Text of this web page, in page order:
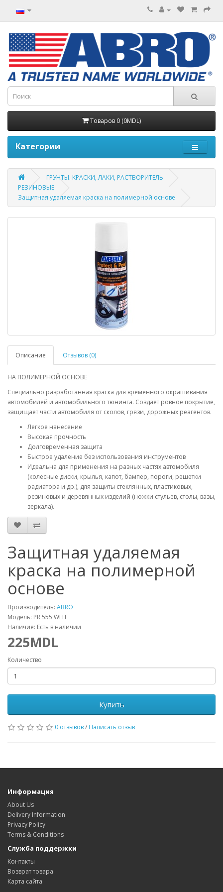
Товаров 0 (0MDL)
Категории
ГРУНТЫ. КРАСКИ, ЛАКИ, РАСТВОРИТЕЛЬ
РЕЗИНОВЫЕ
Защитная удаляемая краска на полимерной основе
Описание Отзывов (0)
НА ПОЛИМЕРНОЙ ОСНОВЕ
Специально разработанная краска для временного окрашивания
автомобилей и автомобильного тюнинга. Создает ровное покрытие,
защищает части автомобиля от сколов, грязи, дорожных реагентов.
Легкое нанесение
Высокая прочность
Долговременная защита
Быстрое удаление без использования инструментов
Идеальна для применения на разных частях автомобиля
(колесные диски, крылья, капот, бампер, пороги, решетки
радиатора и др.), для защиты стеклянных, пластиковых,
резиновых и деревянных изделий (ножки стульев, столы, вазы,
зеркала).
Защитная удаляемая
краска на полимерной
основе
Производитель: ABRO
Модель: PR 555 WHT
Наличие: Есть в наличии
225MDL
Количество
Купить
0 отзывов/ Написать отзыв
Информация
About Us
Delivery Information
Privacy Policy
Terms & Conditions
Служба поддержки
Контакты
Возврат товара
Карта сайта